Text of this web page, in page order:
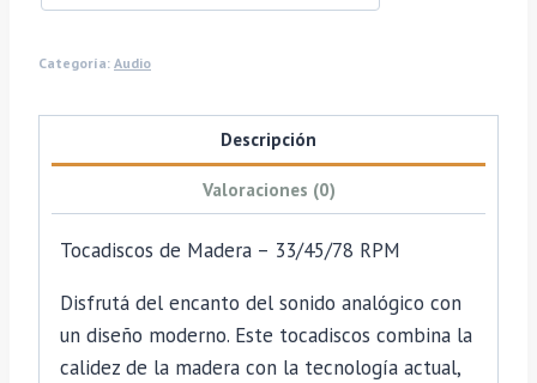
Categoría: Audio
Descripción
Valoraciones (0)
Tocadiscos de Madera – 33/45/78 RPM
Disfrutá del encanto del sonido analógico con
un diseño moderno. Este tocadiscos combina la
calidez de la madera con la tecnología actual,